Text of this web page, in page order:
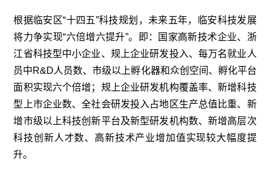
根据临安区“十四五”科技规划，未来五年，临安科技发展
将力争实现“六倍增六提升”。即：国家高新技术企业、浙
江省科技型中小企业、规上企业研发投入、每万名就业人
员中R&D人员数、市级以上孵化器和众创空间、孵化平台
面积实现六个倍增；规上企业研发机构覆盖率、新增科技
型上市企业数、全社会研发投入占地区生产总值比重、新
增市级以上科技创新平台及新型研发机构数、新增高层次
科技创新人才数、高新技术产业增加值实现较大幅度提
升。